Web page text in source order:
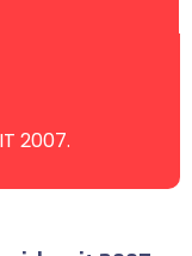
2007.